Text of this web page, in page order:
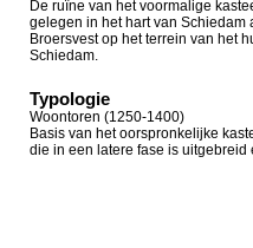
De ruïne van het voormalige
gelegen in het hart van Schiedam
Broersvest op het terrein van het
Schiedam.
Typologie
Woontoren (1250-1400)
Basis van het oorspronkelijke
die in een latere fase is uitgebreid